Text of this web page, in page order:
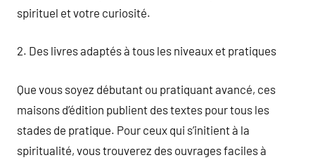
spirituel et votre curiosité.
2. Des livres adaptés à tous les niveaux et pratiques
Que vous soyez débutant ou pratiquant avancé, ces
maisons d’édition publient des textes pour tous les
stades de pratique. Pour ceux qui s’initient à la
spiritualité, vous trouverez des ouvrages faciles à